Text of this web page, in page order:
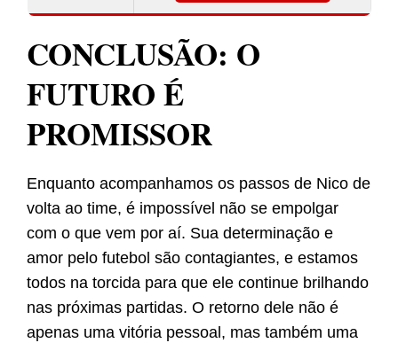
CONCLUSÃO: O
FUTURO É
PROMISSOR
Enquanto acompanhamos os passos de Nico de
volta ao time, é impossível não se empolgar
com o que vem por aí. Sua determinação e
amor pelo futebol são contagiantes, e estamos
todos na torcida para que ele continue brilhando
nas próximas partidas. O retorno dele não é
apenas uma vitória pessoal, mas também uma